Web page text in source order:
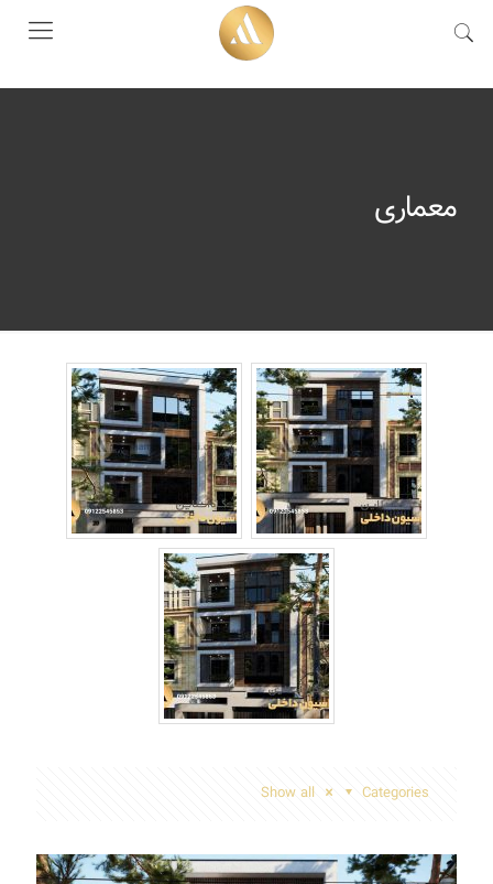
معماری
Categories
Show all